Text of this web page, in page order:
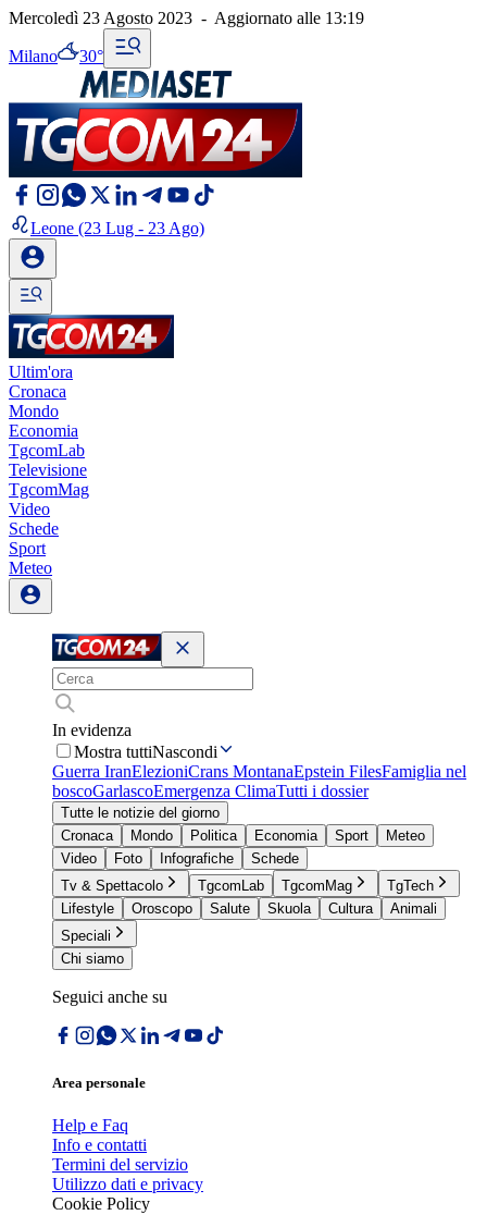
Mercoledì 23 Agosto 2023 - Aggiornato alle 13:19
Milano 30°
Leone (23 Lug - 23 Ago)
Ultim'ora
Cronaca
Mondo
Economia
TgcomLab
Televisione
TgcomMag
Video
Schede
Sport
Meteo
In evidenza
Mostra tuttiNascondi
Guerra IranElezioniCrans MontanaEpstein FilesFamiglia nel
boscoGarlascoEmergenza ClimaTutti i dossier
Tutte le notizie del giorno
Cronaca
Mondo Politica Economia Sport
Meteo
Video
Foto Infografiche
Schede
Tv & Spettacolo
TgcomLab TgcomMag
TgTech
Lifestyle
Oroscopo Salute Skuola Cultura
Animali
Speciali
Chi siamo
Seguici anche su
Area personale
Help e Faq
Info e contatti
Termini del servizio
Utilizzo dati e privacy
Cookie Policy